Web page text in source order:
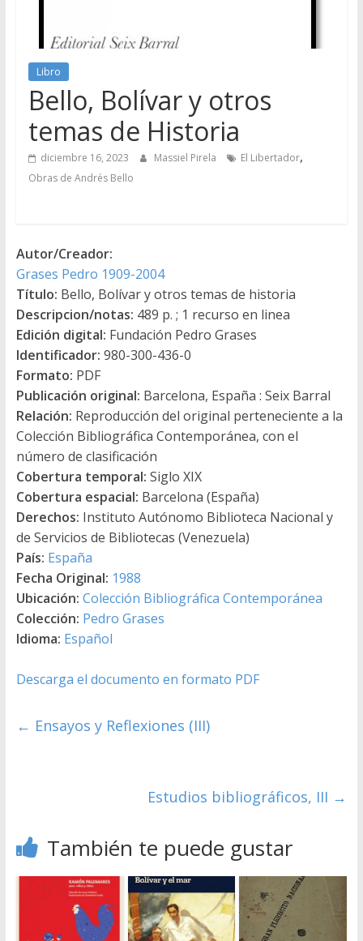
Libro
Bello, Bolívar y otros
temas de Historia
diciembre 16, 2023 Massiel Pirela El Libertador,
Obras de Andrés Bello
Autor/Creador:
Grases Pedro 1909-2004
Título: Bello, Bolívar y otros temas de historia
Descripcion/notas: 489 p. ; 1 recurso en linea
Edición digital: Fundación Pedro Grases
Identificador: 980-300-436-0
Formato: PDF
Publicación original: Barcelona, España : Seix Barral
Relación: Reproducción del original perteneciente a la
Colección Bibliográfica Contemporánea, con el
número de clasificación
Cobertura temporal: Siglo XIX
Cobertura espacial: Barcelona (España)
Derechos: Instituto Autónomo Biblioteca Nacional y
de Servicios de Bibliotecas (Venezuela)
País: España
Fecha Original: 1988
Ubicación: Colección Bibliográfica Contemporánea
Colección: Pedro Grases
Idioma: Español
Descarga el documento en formato PDF
← Ensayos y Reflexiones (III)
Estudios bibliográficos, III →
También te puede gustar